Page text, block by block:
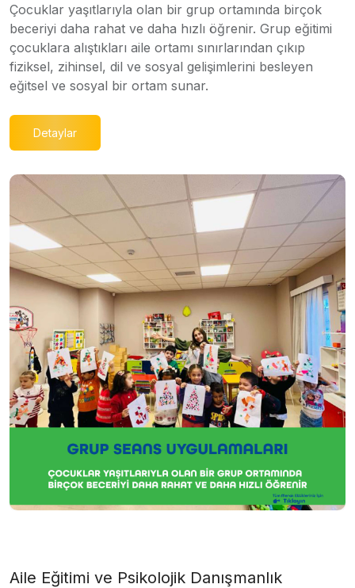
Çocuklar yaşıtlarıyla olan bir grup ortamında birçok
beceriyi daha rahat ve daha hızlı öğrenir. Grup eğitimi
çocuklara alıştıkları aile ortamı sınırlarından çıkıp
fiziksel, zihinsel, dil ve sosyal gelişimlerini besleyen
eğitsel ve sosyal bir ortam sunar.
Detaylar
Aile Eğitimi ve Psikolojik Danışmanlık